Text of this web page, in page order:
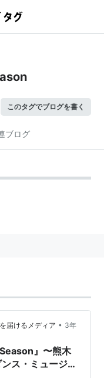
このタグでブログを書く
ブログ
届けるメディア • 3年
』〜熊木
ス・ミュージッ